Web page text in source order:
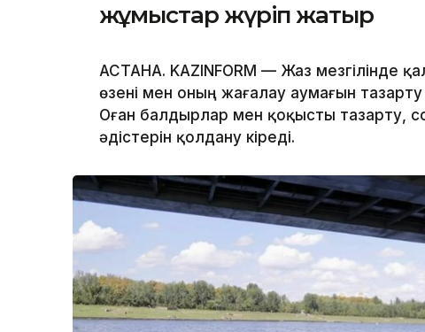
жұмыстар жүріп жатыр
АСТАНА. KAZINFORM — Жаз мезгілінде
өзені мен оның жағалау аумағын
Оған балдырлар мен қоқысты тазарту,
әдістерін қолдану кіреді.